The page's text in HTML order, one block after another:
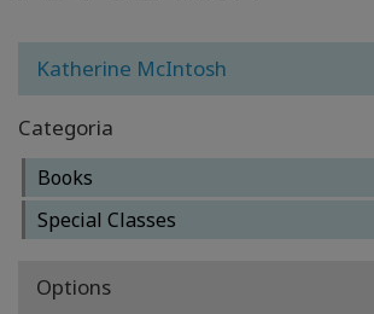
sua
PRINCIPAIS
PRODUTOS
EM
PORTUGUÊS
BOOKS
Katherine McIntosh
Categoria
Books
Special Classes
Options